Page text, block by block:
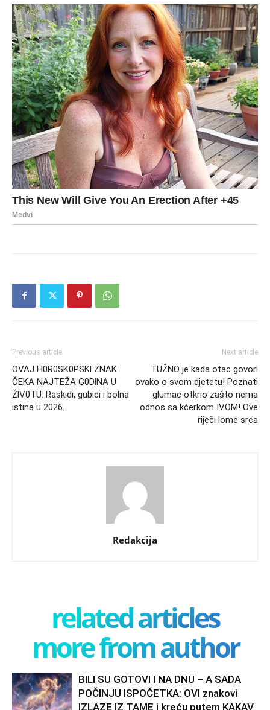
Previous article
OVAJ H0R0SK0PSKl ZNAK
ČEKA NAJTEŽA G0DlNA U
ŽlV0TU: Raskidi, gubici i bolna
istina u 2026.
Next article
TUŽNO je kada otac govori
ovako o svom djetetu! Poznati
glumac otkrio zašto nema
odnos sa kćerkom IVOM! Ove
riječi lome srca
Redakcija
related articles
more from author
BILI SU GOTOVI I NA DNU – A SADA
POČINJU ISPOČETKA: OVI znakovi
IZLAZE IZ TAME i kreću putem KAKAV